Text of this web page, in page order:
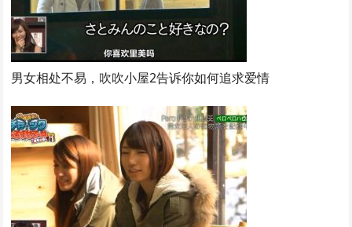
男女相处不易，吹吹小屋2告诉你如何追求爱情